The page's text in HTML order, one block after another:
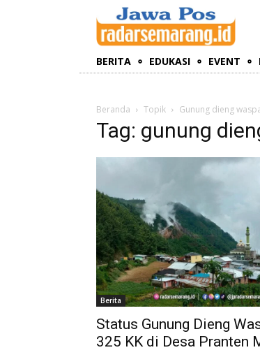
BERITA EDUKASI EVENT
Beranda Topik Gunung dieng
Tag: gunung
Berita
Status Gunung Dieng
325 KK di Desa Pranten